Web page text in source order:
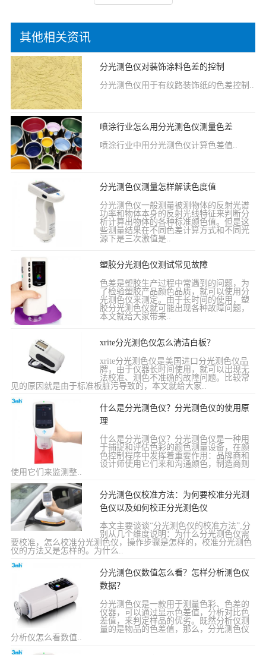
其他相关资讯
分光测色仪对装饰涂料色差的控制
分光测色仪用于有纹路装饰纸的色差控制..
喷涂行业怎么用分光测色仪测量色差
喷涂行业中用分光测色仪计算色差值..
分光测色仪测量怎样解读色度值
分光测色仪一般测量被测物体的反射光谱
功率和物体本身的反射光线特征来判断分
析计算出物体的各种标准颜色值。但是这
些测量结果在不同色差计算方式和不同光
源下是三次激值是..
塑胶分光测色仪测试常见故障
色差是塑胶生产过程中常遇到的问题，为
了检验塑胶产品颜色品质，就可以使用分
光测色仪来测定。由于长时间的使用，塑
胶分光测色仪就可能出现各种故障问题，
本文就给大家带来..
xrite分光测色仪怎么清洁白板？
xrite分光测色仪是美国进口分光测色仪品
牌，由于仪器长时间使用，就可以出现无
法校准、测色不准确的故障问题。比较常
见的原因就是由于标准板脏污导致的，本文就给大家..
什么是分光测色仪？分光测色仪的使用原
理
什么是分光测色仪？分光测色仪是一种用
于捕捉和评估色彩的颜色测量设备，在颜
色控制程序中发挥着重要作用：品牌商和
设计师使用它们来和沟通颜色，制造商则
使用它们来监测整..
分光测色仪校准方法：为何要校准分光测
色仪以及如何校正分光测色仪
本文主要谈谈“分光测色仪的校准方法”,分
别从几个维度说明：为什么分光测色仪需
要校准，怎么校准分光测色仪，操作步骤是怎样的，校准分光测色
仪的方法又是怎样的。为什么..
分光测色仪数值怎么看？怎样分析测色仪
数据？
分光测色仪是一款用于测量色彩、色差的
仪器，可以通过显示色差值，分析对比色
差值，来判定样品的优劣。既然分析仪测
量的是物品的色差值，那么，分光测色仪
分析仪怎么看数值..